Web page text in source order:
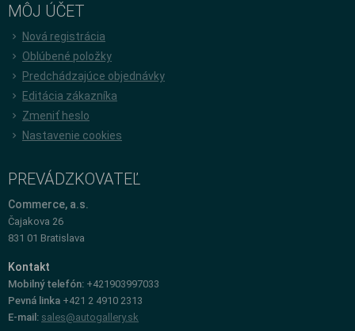
MÔJ ÚČET
Nová registrácia
Oblúbené položky
Predchádzajúce objednávky
Editácia zákazníka
Zmeniť heslo
Nastavenie cookies
PREVÁDZKOVATEĽ
Commerce, a.s.
Čajakova 26
831 01 Bratislava
Kontakt
Mobilný telefón: +421903997033
Pevná linka +421 2 4910 2313
E-mail: sales@autogallery.sk